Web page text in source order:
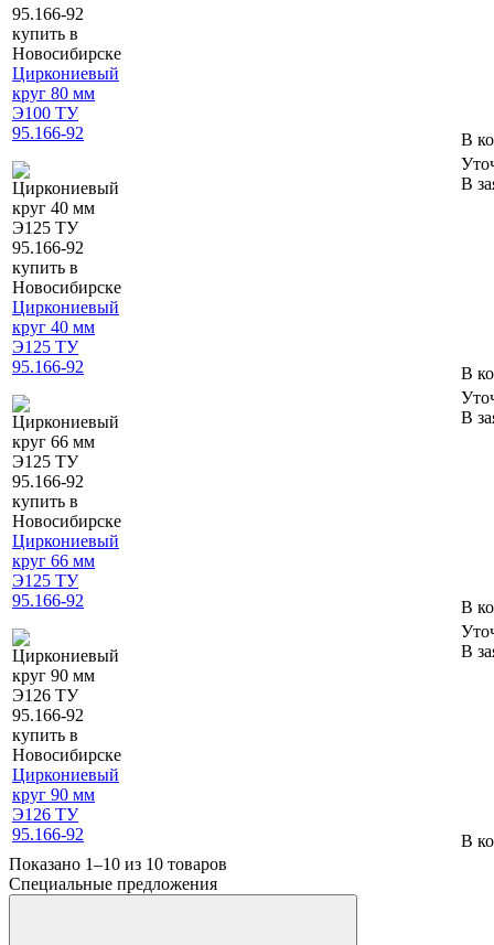
Циркониевый
круг 80 мм
Э100 ТУ
95.166-92
В
Циркониевый
круг 40 мм
Э125 ТУ
95.166-92
В
В
Циркониевый
круг 66 мм
Э125 ТУ
95.166-92
В
В
Циркониевый
круг 90 мм
Э126 ТУ
95.166-92
В
В
Показано 1–10 из 10 товаров
Специальные предложения